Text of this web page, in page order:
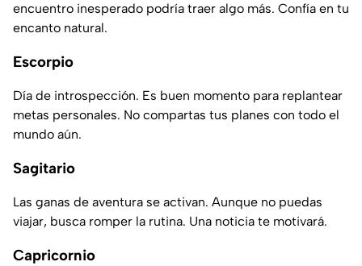
encuentro inesperado podría traer algo más. Confía en tu
encanto natural.
Escorpio
Día de introspección. Es buen momento para replantear
metas personales. No compartas tus planes con todo el
mundo aún.
Sagitario
Las ganas de aventura se activan. Aunque no puedas
viajar, busca romper la rutina. Una noticia te motivará.
Capricornio